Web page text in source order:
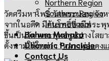
Southern Region
International
Bahum Mahaka
Dharmic Principle
Contact Us
วัดศรีมหาโพธิ์ วัดพระนอน จัง
จากในอดีต มีต้นโพธิ์ซึ่งมีพระ
ขึ้นเป็นวัด พระพุทธรูปปางไสย
ตั้งนามให้ใหม่ว่า“หลวงพ่อแดง